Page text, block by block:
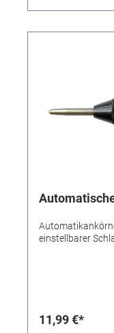
einstellbarer
11,99 €*